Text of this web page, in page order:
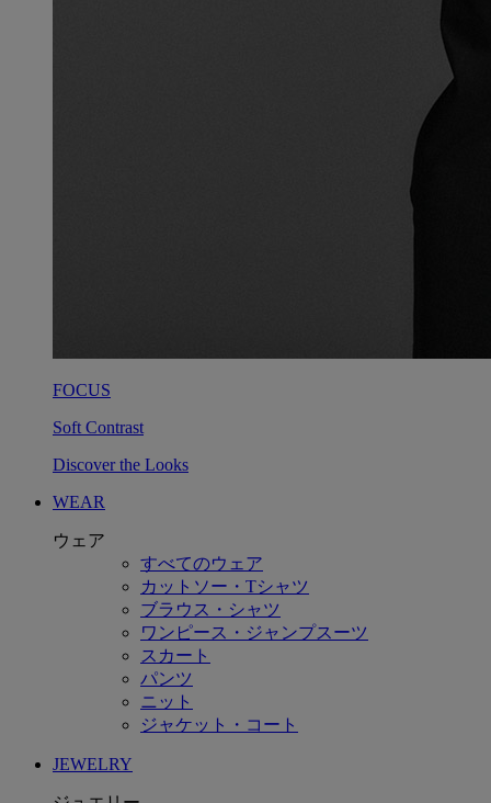
FOCUS
Soft Contrast
Discover the Looks
WEAR
ウェア
すべてのウェア
カットソー・Tシャツ
ブラウス・シャツ
ワンピース・ジャンプスーツ
スカート
パンツ
ニット
ジャケット・コート
JEWELRY